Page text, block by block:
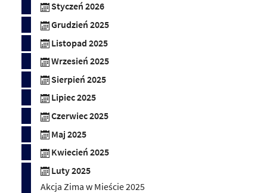
Styczeń 2026
Grudzień 2025
Listopad 2025
Wrzesień 2025
Sierpień 2025
Lipiec 2025
Czerwiec 2025
Maj 2025
Kwiecień 2025
Luty 2025
Akcja Zima w Mieście 2025